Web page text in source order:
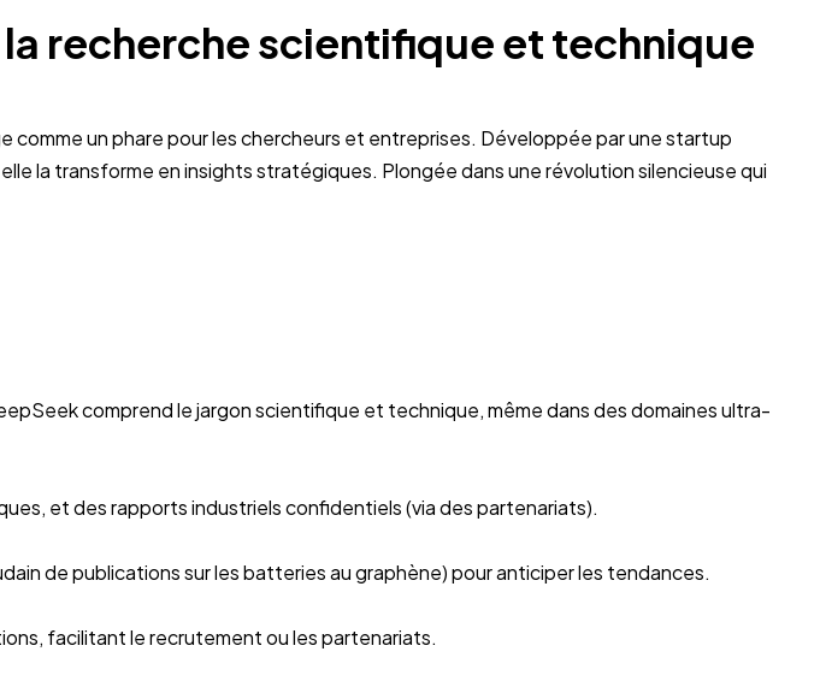
la recherche scientifique et technique
un phare pour les chercheurs et entreprises. Développée par une startup
la transforme en insights stratégiques. Plongée dans une révolution silencieuse qui
comprend le jargon scientifique et technique, même dans des domaines ultra-
et des rapports industriels confidentiels (via des partenariats).
de publications sur les batteries au graphène) pour anticiper les tendances.
facilitant le recrutement ou les partenariats.